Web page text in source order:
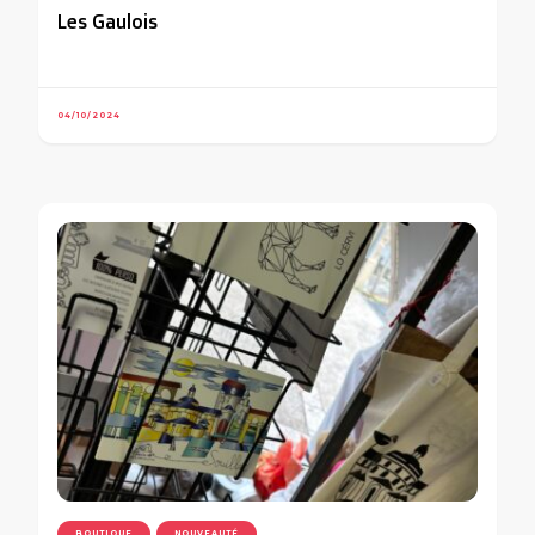
Les Gaulois
04/10/2024